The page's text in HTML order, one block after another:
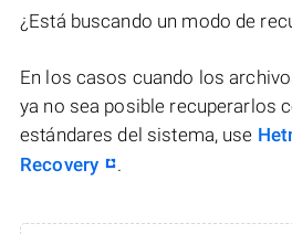
¿Está buscando un modo de
En los casos cuando los
ya no sea posible recuperarlos
estándares del sistema, use
Recovery
.